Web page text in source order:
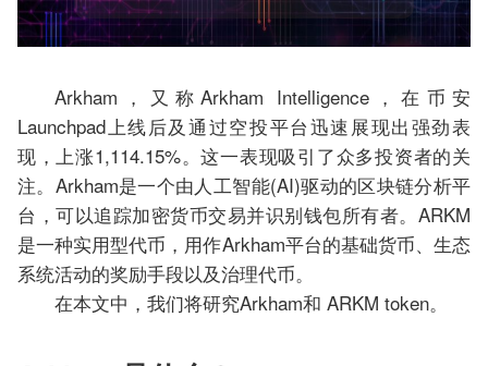
Arkham，又称Arkham Intelligence，在币安
Launchpad上线后及通过空投平台迅速展现出强劲表
现，上涨1,114.15%。这一表现吸引了众多投资者的关
注。Arkham是一个由人工智能(AI)驱动的区块链分析平
台，可以追踪加密货币交易并识别钱包所有者。ARKM
是一种实用型代币，用作Arkham平台的基础货币、生态
系统活动的奖励手段以及治理代币。
在本文中，我们将研究Arkham和 ARKM token。